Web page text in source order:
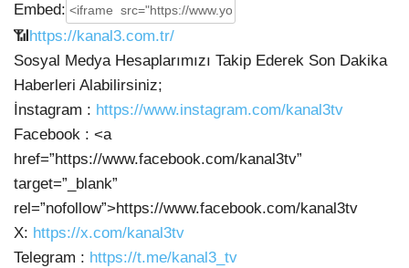
Embed:
📶https://kanal3.com.tr/
Sosyal Medya Hesaplarımızı Takip Ederek Son Dakika
Haberleri Alabilirsiniz;
İnstagram : https://www.instagram.com/kanal3tv
Facebook : <a
href=”https://www.facebook.com/kanal3tv”
target=”_blank”
rel=”nofollow”>https://www.facebook.com/kanal3tv
X: https://x.com/kanal3tv
Telegram : https://t.me/kanal3_tv